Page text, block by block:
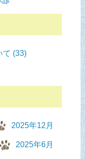
て (33)
2025年12月
2025年6月